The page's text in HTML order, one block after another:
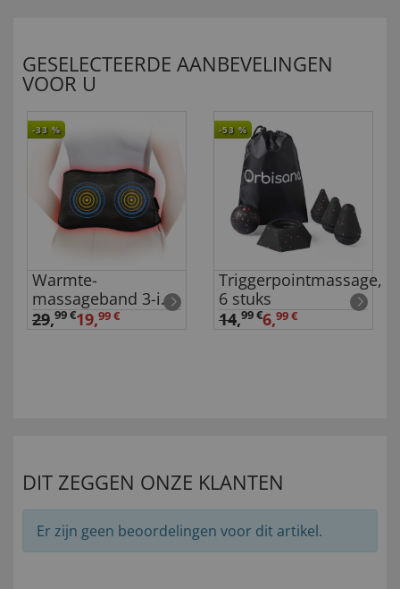
GESELECTEERDE AANBEVELINGEN
VOOR U
-33 %
Warmte-
massageband 3-in-
1
29,99 €19,99 €
-53 %
Triggerpointmassage,
6 stuks
14,99 €6,99 €
DIT ZEGGEN ONZE KLANTEN
Er zijn geen beoordelingen voor dit artikel.